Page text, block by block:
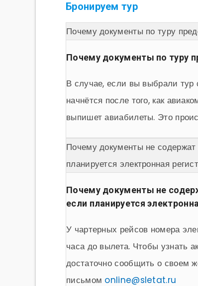
Бронируем тур
Почему документы по туру
Почему документы по туру
В случае, если вы выбрали тур
начнётся после того, как
выпишет авиабилеты. Это
Почему документы не содержат
планируется электронная
Почему документы не
если планируется
У чартерных рейсов номера
часа до вылета. Чтобы узнать
достаточно сообщить о
письмом online@sletat.ru